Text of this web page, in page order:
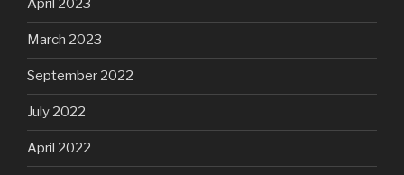
April 2023
March 2023
September 2022
July 2022
April 2022